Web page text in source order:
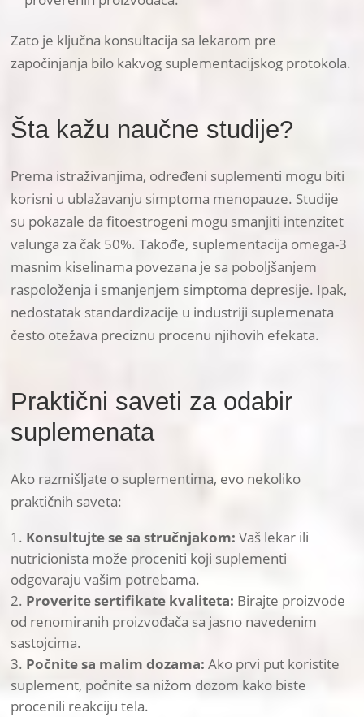
Zato je ključna konsultacija sa lekarom pre
započinjanja bilo kakvog suplementacijskog protokola.
Šta kažu naučne studije?
Prema istraživanjima, određeni suplementi mogu biti
korisni u ublažavanju simptoma menopauze. Studije
su pokazale da fitoestrogeni mogu smanjiti intenzitet
valunga za čak 50%. Takođe, suplementacija omega-3
masnim kiselinama povezana je sa poboljšanjem
raspoloženja i smanjenjem simptoma depresije. Ipak,
nedostatak standardizacije u industriji suplemenata
često otežava preciznu procenu njihovih efekata.
Praktični saveti za odabir
suplemenata
Ako razmišljate o suplementima, evo nekoliko
praktičnih saveta:
Konsultujte se sa stručnjakom: Vaš lekar ili
nutricionista može proceniti koji suplementi
odgovaraju vašim potrebama.
Proverite sertifikate kvaliteta: Birajte proizvode
od renomiranih proizvođača sa jasno navedenim
sastojcima.
Počnite sa malim dozama: Ako prvi put koristite
suplement, počnite sa nižom dozom kako biste
procenili reakciju tela.